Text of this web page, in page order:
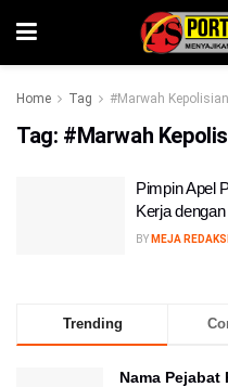
Home Tag #Marwah
Tag: #Marwah
Pimpin Apel
Kerja
BY MEJA REDAKSI
Trending
Nama